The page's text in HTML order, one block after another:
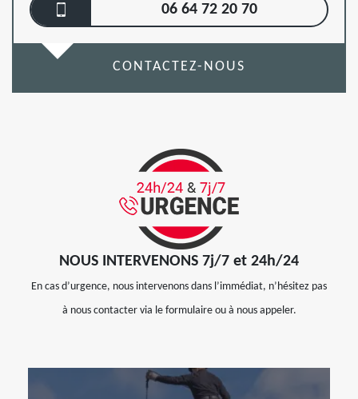
06 64 72 20 70
CONTACTEZ-NOUS
NOUS INTERVENONS 7j/7 et 24h/24
En cas d’urgence, nous intervenons dans l’immédiat, n’hésitez pas
à nous contacter via le formulaire ou à nous appeler.